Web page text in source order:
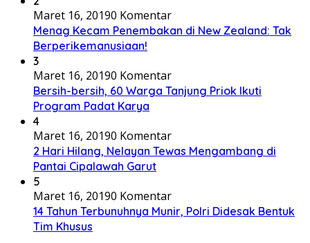
Maret 16, 20190 Komentar
Menag Kecam Penembakan di New Zealand: Tak
Berperikemanusiaan!
3
Maret 16, 20190 Komentar
Bersih-bersih, 60 Warga Tanjung Priok Ikuti
Program Padat Karya
4
Maret 16, 20190 Komentar
2 Hari Hilang, Nelayan Tewas Mengambang di
Pantai Cipalawah Garut
5
Maret 16, 20190 Komentar
14 Tahun Terbunuhnya Munir, Polri Didesak Bentuk
Tim Khusus